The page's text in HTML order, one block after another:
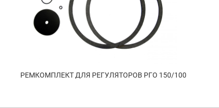
РЕМКОМПЛЕКТ ДЛЯ РЕГУЛЯТОРОВ РГО 150/100